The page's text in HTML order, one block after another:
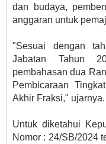
dan budaya,
anggaran untuk
"Sesuai dengan
Jabatan Tahun
pembahasan dua
Pembicaraan
Akhir Fraksi," ujarnya.
Untuk diketahui
Nomor : 24/SB/2024